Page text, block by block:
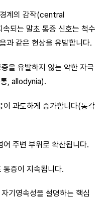
계의 감작(central
되는 말초 통증 신호는 척수
과 같은 현상을 유발합니다.
을 유발하지 않는 약한 자극
, allodynia).
이 과도하게 증가합니다(통각
어 주변 부위로 확산됩니다.
통증이 지속됩니다.
기영속성을 설명하는 핵심